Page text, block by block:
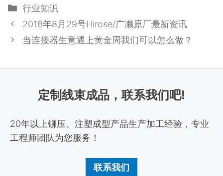
分
类
行业知识
2018年8月29号Hirose/广濑原厂最新资讯
当连接器生意遇上黄金周我们可以怎么做？
定制线束成品，联系我们吧!
20年以上铆压、注塑成型产品生产加工经验，专业
工程师团队为您服务！
联系我们